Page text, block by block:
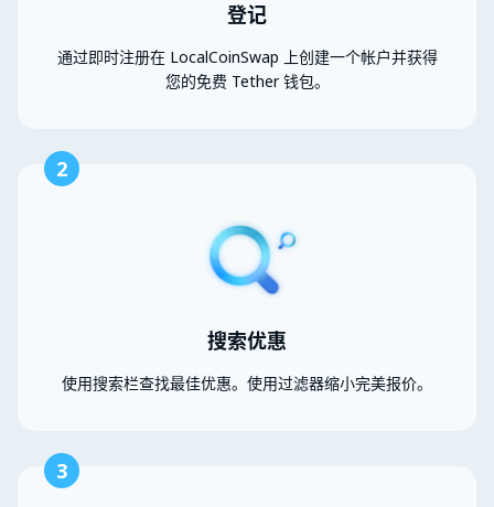
登记
通过即时注册在 LocalCoinSwap 上创建一个帐户并获得
您的免费 Tether 钱包。
2
搜索优惠
使用搜索栏查找最佳优惠。使用过滤器缩小完美报价。
3